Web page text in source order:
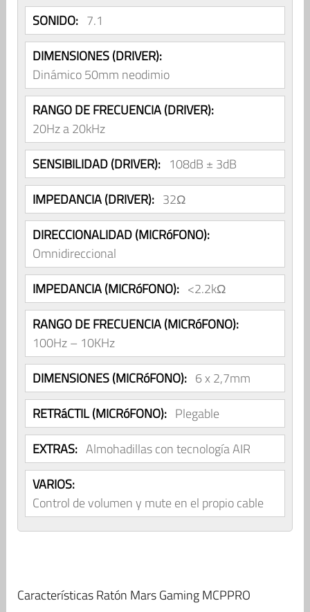
SONIDO: 7.1
DIMENSIONES (DRIVER):
Dinámico 50mm neodimio
RANGO DE FRECUENCIA (DRIVER):
20Hz a 20kHz
SENSIBILIDAD (DRIVER): 108dB ± 3dB
IMPEDANCIA (DRIVER): 32Ω
DIRECCIONALIDAD (MICRóFONO):
Omnidireccional
IMPEDANCIA (MICRóFONO): <2.2kΩ
RANGO DE FRECUENCIA (MICRóFONO):
100Hz – 10KHz
DIMENSIONES (MICRóFONO): 6 x 2,7mm
RETRáCTIL (MICRóFONO): Plegable
EXTRAS: Almohadillas con tecnología AIR
VARIOS:
Control de volumen y mute en el propio cable
Características Ratón Mars Gaming MCPPRO